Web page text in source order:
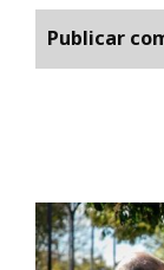
Promesa